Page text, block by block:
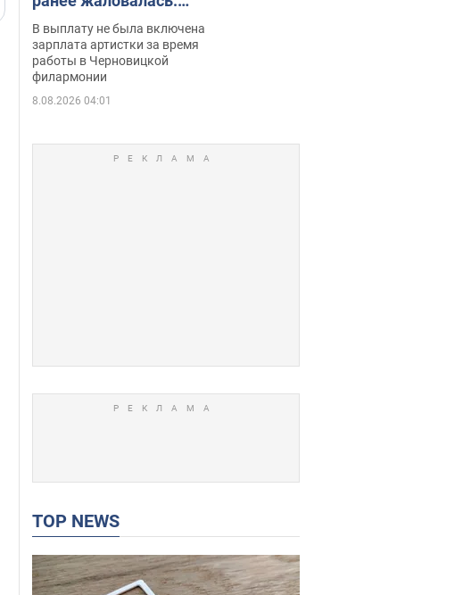
сколько получала
певица
В выплату не была включена
зарплата артистки за время
работы в Черновицкой
филармонии
8.08.2026 04:01
TOP NEWS